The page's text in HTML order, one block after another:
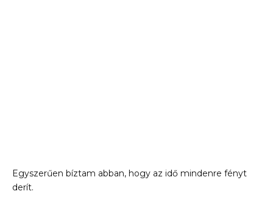
Egyszerűen bíztam abban, hogy az idő mindenre fényt
derít.